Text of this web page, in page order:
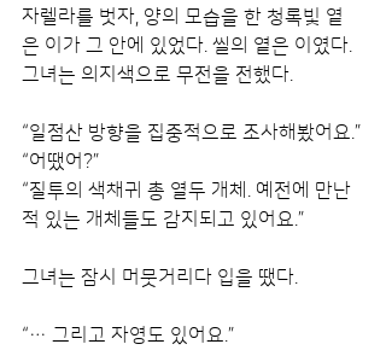
자렐라를 벗자, 양의 모습을 한 청록빛 옅
은 이가 그 안에 있었다. 씰의 옅은 이였다.
그녀는 의지색으로 무전을 전했다.
“일점산 방향을 집중적으로 조사해봤어요.”
“어땠어?”
“질투의 색채귀 총 열두 개체. 예전에 만난
적 있는 개체들도 감지되고 있어요.”
그녀는 잠시 머뭇거리다 입을 땠다.
“… 그리고 자영도 있어요.”